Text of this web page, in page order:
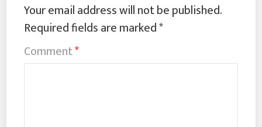
Your email address will not be published.
Required fields are marked*
Comment*